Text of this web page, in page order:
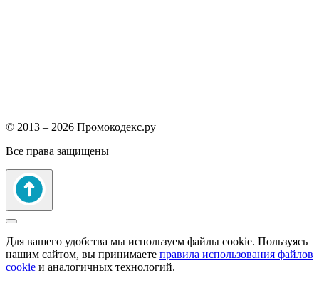
© 2013 – 2026 Промокодекс.ру
Все права защищены
Для вашего удобства мы используем файлы cookie. Пользуясь
нашим сайтом, вы принимаете правила использования файлов
cookie и аналогичных технологий.